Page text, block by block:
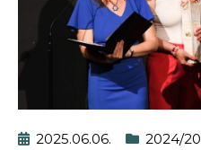
2025.06.06. 2024/